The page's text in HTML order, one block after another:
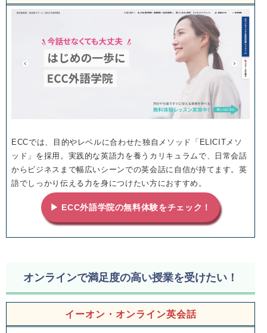
ECCでは、目的やレベルに合わせた独自メソッド「ELICITメソ
ッド」を採用。実践的な英語力を養うカリキュラムで、日常会話
からビジネスまで幅広いシーンでの英会話に自信が持てます。英
語でしっかり伝える力を身につけたい方におすすめ。
▶ ECC外語学院の無料体験をチェック！
オンラインで満足度の高い授業を受けたい！
イーオン・オンライン英会話